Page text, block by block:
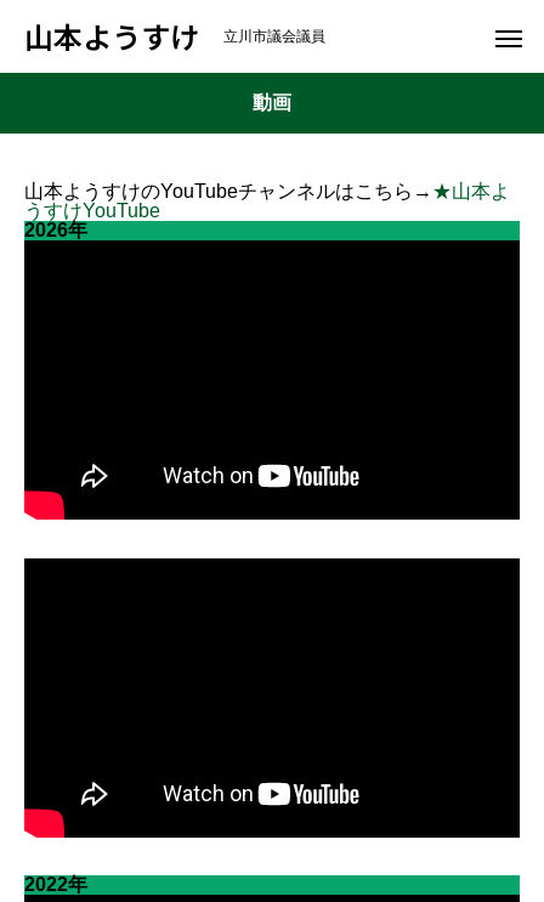
山本ようすけ 立川市議会議員
動画
山本ようすけのYouTubeチャンネルはこちら→ ★山本よ
うすけYouTube
2026年
2022年